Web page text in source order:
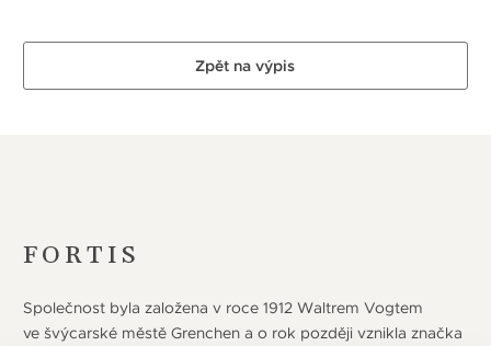
Zpět na výpis
FORTIS
Společnost byla založena v roce 1912 Waltrem Vogtem
ve švýcarské městě Grenchen a o rok později vznikla značka